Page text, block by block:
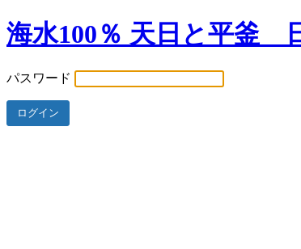
海水100％ 天日と平釜
パスワード